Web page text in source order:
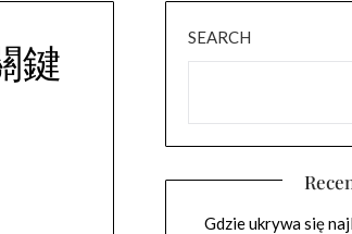
鍵
SEARCH
Gdzie ukrywa się